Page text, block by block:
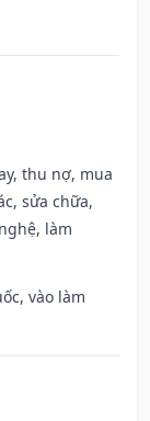
thu nợ, mua
sửa chữa,
làm
vào làm